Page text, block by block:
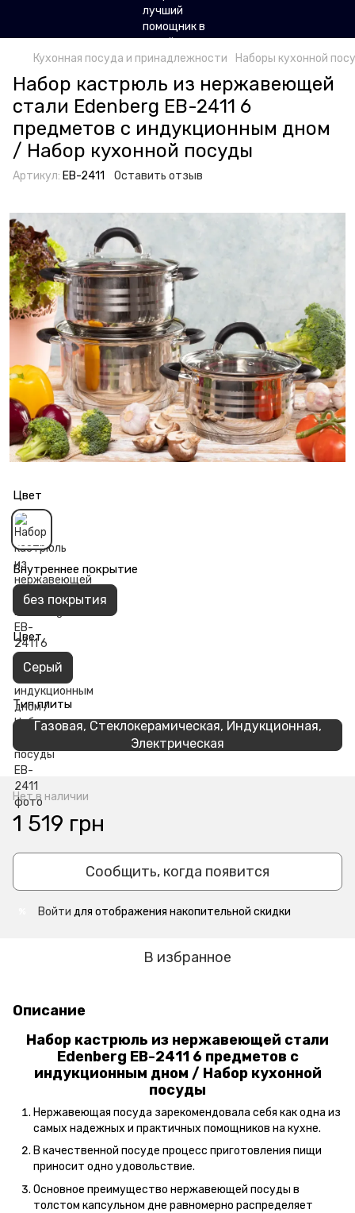
Кухонная посуда и принадлежности Наборы кухонной
Набор кастрюль из нержавеющей
стали Edenberg EB-2411 6
предметов с индукционным дном
/ Набор кухонной посуды
Артикул: EB-2411 Оставить отзыв
Цвет
Внутреннее покрытие
без покрытия
Цвет
Серый
Тип плиты
Газовая, Стеклокерамическая, Индукционная,
Электрическая
Нет в наличии
1 519 грн
Сообщить, когда появится
Войти для отображения накопительной скидки
В избранное
Описание
Набор кастрюль из нержавеющей стали
Edenberg EB-2411 6 предметов с
индукционным дном / Набор кухонной
посуды
Нержавеющая посуда зарекомендовала себя как одна из
самых надежных и практичных помощников на кухне.
В качественной посуде процесс приготовления пищи
приносит одно удовольствие.
Основное преимущество нержавеющей посуды в
толстом капсульном дне равномерно распределяет